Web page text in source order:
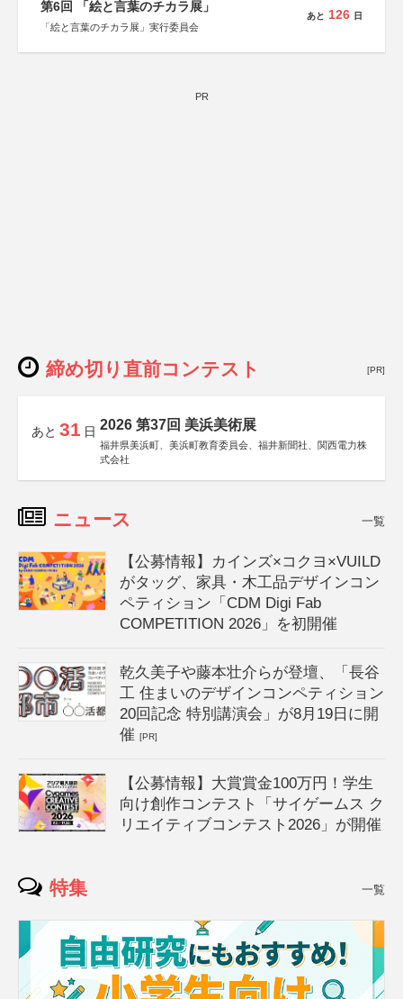
第6回 「絵と言葉のチカラ展」
「絵と言葉のチカラ展」実行委員会
あと 126 日
PR
締め切り直前コンテスト [PR]
あと 31 日 2026 第37回 美浜美術展
福井県美浜町、美浜町教育委員会、福井新聞社、関西電力株
式会社
ニュース 一覧
【公募情報】カインズ×コクヨ×VUILD
がタッグ、家具・木工品デザインコン
ペティション「CDM Digi Fab
COMPETITION 2026」を初開催
乾久美子や藤本壮介らが登壇、「長谷
工 住まいのデザインコンペティション
20回記念 特別講演会」が8月19日に開
催[PR]
【公募情報】大賞賞金100万円！学生
向け創作コンテスト「サイゲームス ク
リエイティブコンテスト2026」が開催
特集 一覧